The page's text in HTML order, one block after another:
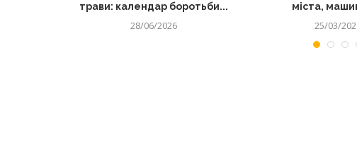
трави: календар боротьби...
28/06/2026
міста,
25/03/